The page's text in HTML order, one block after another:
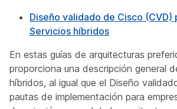
Diseño validado de Cisco (CVD)
Servicios híbridos
En estas guías de arquitecturas
proporciona una descripción general
híbridos, al igual que el Diseño
pautas de implementación para